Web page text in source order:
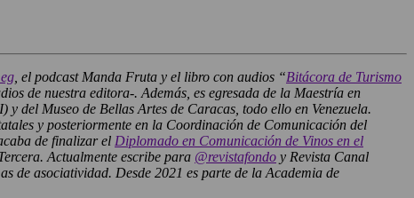
, el podcast Manda Fruta y el libro con audios “Bitácora de Turismo
de nuestra editora-. Además, es egresada de la Maestría en
del Museo de Bellas Artes de Caracas, todo ello en Venezuela.
y posteriormente en la Coordinación de Comunicación del
de finalizar el Diplomado en Comunicación de Vinos en el
Actualmente escribe para @revistafondo y Revista Canal
de asociatividad. Desde 2021 es parte de la Academia de